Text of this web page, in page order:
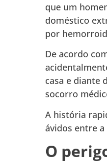
que um
doméstico
por
De acordo
casa e diante
socorro
A história
ávidos entre
O